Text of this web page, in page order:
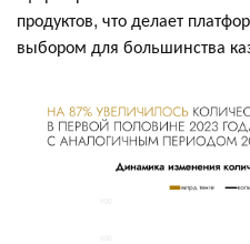
продуктов, что делает
выбором для большинства